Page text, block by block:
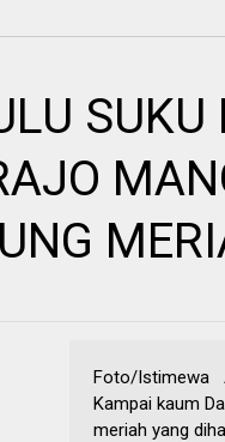
SUKU
Foto/Istimewa
Kampai kaum
meriah yang